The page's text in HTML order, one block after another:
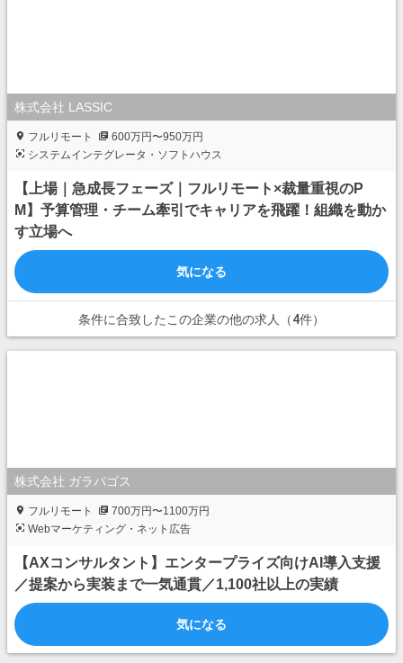
株式会社 LASSIC
フルリモート
600万円〜950万円
システムインテグレータ・ソフトハウス
【上場｜急成長フェーズ｜フルリモート×裁量重視のP
M】予算管理・チーム牽引でキャリアを飛躍！組織を動か
す立場へ
気になる
条件に合致したこの企業の他の求人（4件）
株式会社 ガラパゴス
フルリモート
700万円〜1100万円
Webマーケティング・ネット広告
【AXコンサルタント】エンタープライズ向けAI導入支援
／提案から実装まで一気通貫／1,100社以上の実績
気になる